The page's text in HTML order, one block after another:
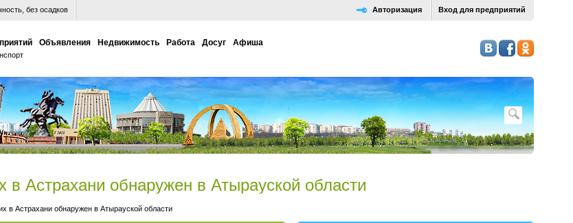
без осадков Вход для предприятий
Авторизация
Объявления Недвижимость Работа Досуг Афиша
в Астрахани обнаружен в Атырауской области
в Астрахани обнаружен в Атырауской области